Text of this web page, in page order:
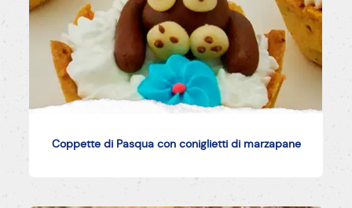
Coppette di Pasqua con coniglietti di marzapane